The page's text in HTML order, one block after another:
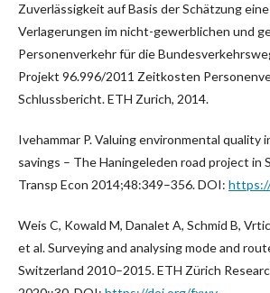
Zuverlässigkeit auf Basis der Schätzung
Verlagerungen im nicht-gewerblichen und
Personenverkehr für die
Projekt 96.996/2011 Zeitkosten
Schlussbericht. ETH Zurich, 2014.
Ivehammar P. Valuing environmental quality
savings – The Haningeleden road project in
Transp Econ 2014;48:349–356. DOI:
Weis C, Kowald M, Danalet A, Schmid B,
et al. Surveying and analysing mode and
Switzerland 2010–2015. ETH Zürich